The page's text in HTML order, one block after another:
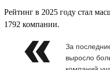
Рейтинг в 2025 году стал
1792 компании.
За
выросло